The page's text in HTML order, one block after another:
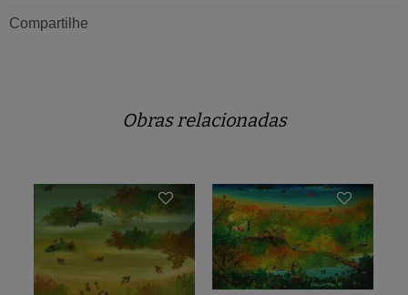
Compartilhe
Obras relacionadas